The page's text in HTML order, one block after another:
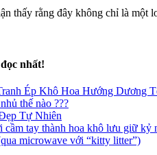
thấy rằng đây không chỉ là một
nhất!
Ép Khô Hoa Hướng Dương
thế nào ???
Tự Nhiên
cầm tay thành hoa khô lưu giữ kỷ
microwave với “kitty litter”)